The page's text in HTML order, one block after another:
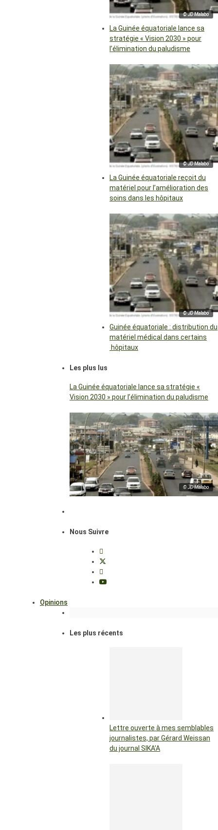
© JD Malabo
La Guinée équatoriale lance sa
stratégie « Vision 2030 » pour
l’élimination du paludisme
© JD Malabo
La Guinée équatoriale reçoit du
matériel pour l’amélioration des
soins dans les hôpitaux
© JD Malabo
Guinée équatoriale : distribution du
matériel médical dans certains
hôpitaux
Les plus lus
La Guinée équatoriale lance sa stratégie «
Vision 2030 » pour l’élimination du paludisme
© JD Malabo
Nous Suivre
Opinions
Les plus récents
Lettre ouverte à mes semblables
journalistes, par Gérard Weissan
du journal SIKA’A